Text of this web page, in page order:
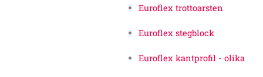
Euroflex trottoarsten
Euroflex stegblock
Euroflex kantprofil - olika